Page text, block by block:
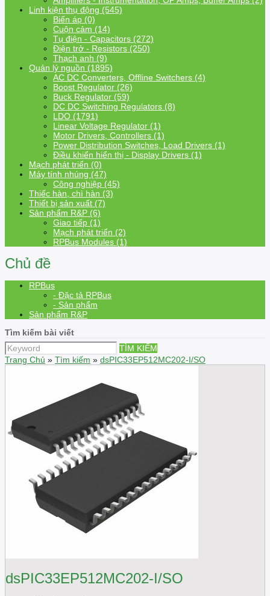
Linh kiện thụ động (545)
Biến áp (0)
Cuộn cảm (14)
Tụ điện - Capacitors (272)
Điện trở - Resistors (250)
Thạch anh (9)
Quản lý nguồn (1895)
AC DC Converters, Offline Switchers (4)
Boost Regulator (26)
Buck Regulator (59)
DC DC Switching Regulators (8)
LDO (1791)
Linear Voltage Regulator (1)
Motor Drivers, Controllers (1)
Power Distribution Switches, Load Drivers (1)
Điều khiển hiển thị - Display Drivers (1)
Mạch phát triển (0)
Máy tính nhúng (47)
Công nghiệp (45)
Thiếc hàn, chì hàn (3)
Thiết bị sản xuất (7)
Sản phẩm R&P (6)
Giao tiếp (1)
Mạch phát triển (2)
RPBus Modules (1)
Chủ đề
RPBus
- Đặc tả RPBus
- Sản phẩm
Sản phẩm R&P
Tìm kiếm bài viết
TÌM KIẾM
Trang Chủ » Tìm kiếm » dsPIC33EP512MC202-I/SO
dsPIC33EP512MC202-I/SO